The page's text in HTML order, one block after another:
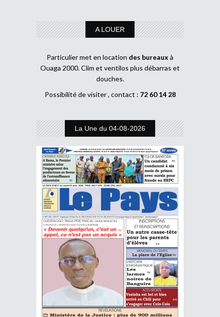
A LOUER
Particulier met en location des bureaux à
Ouaga 2000. Clim et ventilos plus débarras et
douches.
Possibilité de visiter , contact : 72 60 14 28
La Une du 04-08-2026